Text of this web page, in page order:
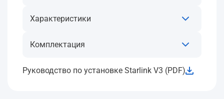
Характеристики
Комплектация
Руководство по установке Starlink V3 (PDF)